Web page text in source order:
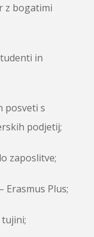
z bogatimi
in
posveti s
podjetij;
zaposlitve;
Erasmus Plus;